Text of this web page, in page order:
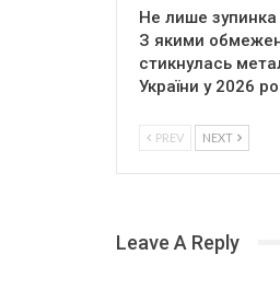
Не лише зупинка
З якими
стикнулась
України у 2026
PREV NEXT
Leave A Reply